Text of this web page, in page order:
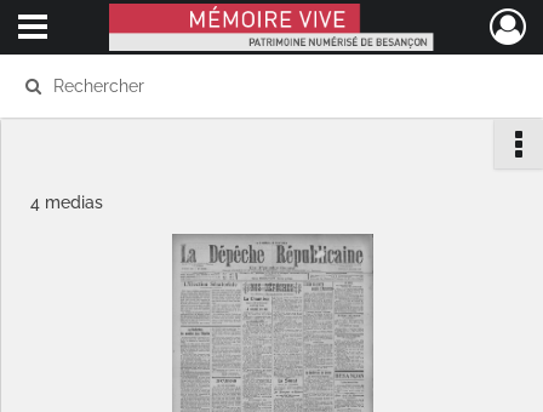
Mémoire Vive patrimoine numérisé de Besançon
Ouvrir le menu déroulant
4 medias